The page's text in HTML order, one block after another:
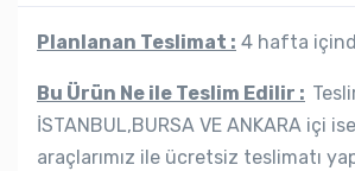
Planlanan Teslimat : 4 hafta
Bu Ürün Ne ile Teslim Edilir :
İSTANBUL,BURSA VE ANKARA içi
araçlarımız ile ücretsiz teslimatı